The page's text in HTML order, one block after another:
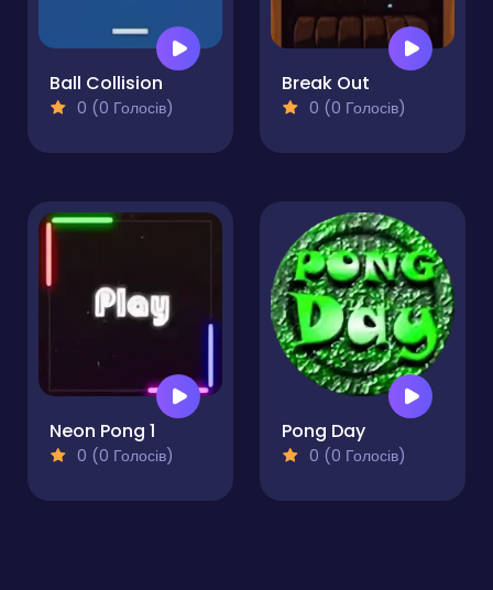
Ball Collision
0 (0 Голосів)
Break Out
0 (0 Голосів)
Neon Pong 1
0 (0 Голосів)
Pong Day
0 (0 Голосів)